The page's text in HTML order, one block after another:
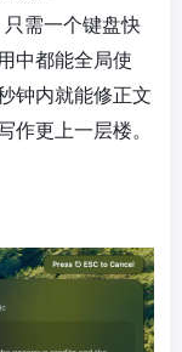
需一个键盘快
中都能全局使
钟内就能修正文
作更上一层楼。